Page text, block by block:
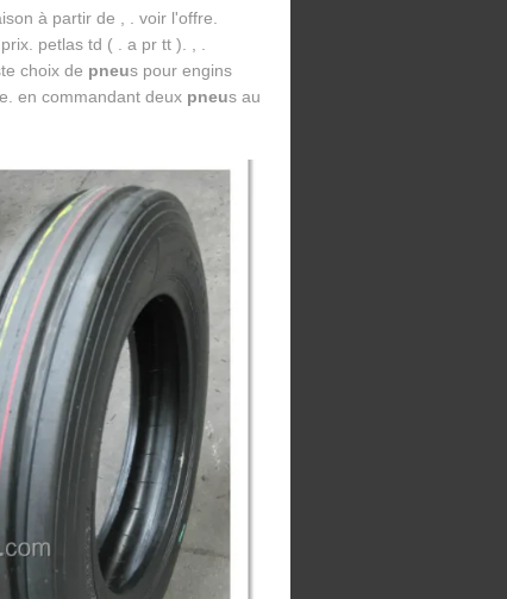
à partir de , . voir l'offre.
petlas td ( . a pr tt ). , .
choix de pneus pour engins
en commandant deux pneus au